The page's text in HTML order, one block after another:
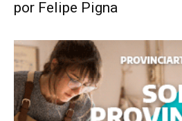
por Felipe Pigna